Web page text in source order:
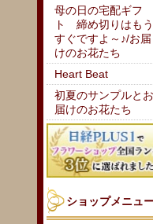
母の日の宅配ギフ
ト 締め切りはもう
すぐですよ～♪/お届
けのお花たち
Heart Beat
初夏のサンプルとお
届けのお花たち
ショップメニュ